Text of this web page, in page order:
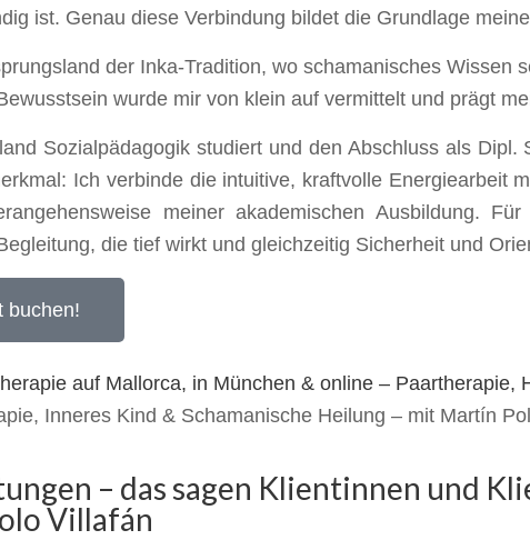
ist. Genau diese Verbindung bildet die Grundlage
der Inka-Tradition, wo schamanisches Wissen
wurde mir von klein auf vermittelt und prägt
Sozialpädagogik studiert und den Abschluss als
Ich verbinde die intuitive, kraftvolle Energiearbeit
meiner akademischen Ausbildung.
die tief wirkt und gleichzeitig Sicherheit und
buchen!
Inneres Kind & Schamanische Heilung – mit Martín
– das sagen Klientinnen und
Villafán